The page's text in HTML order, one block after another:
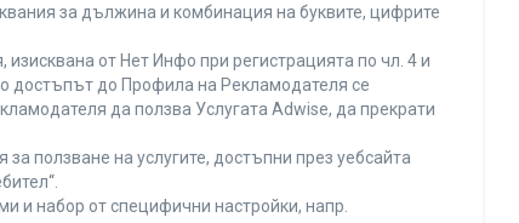
за дължина и комбинация на буквите, цифрите
от Нет Инфо при регистрацията по чл. 4 и
достъпът до Профила на Рекламодателя се
да ползва Услугата Adwise, да прекрати
ползване на услугите, достъпни през уебсайта
и набор от специфични настройки, напр.